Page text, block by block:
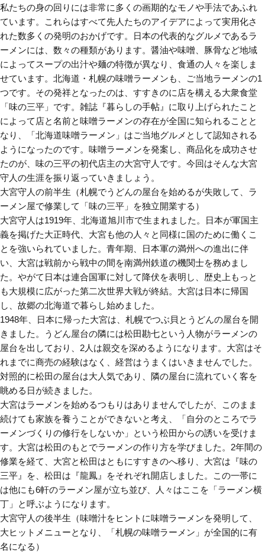
私たちの身の回りには非常に多くの画期的なモノや手法であふれ
ています。これらはすべて先人たちのアイデアによって実用化さ
れた数多くの発明のおかげです。日本の代表的なグルメであるラ
ーメンには、数々の種類があります。醤油や味噌、豚骨など地域
によってスープの出汁や麺の特徴が異なり、食通の人々を楽しま
せています。北海道・札幌の味噌ラーメンも、ご当地ラーメンの1
つです。その発祥となったのは、すすきのに店を構える大衆食堂
「味の三平」です。雑誌『暮らしの手帖』に取り上げられたこと
によって店と名前と味噌ラーメンの存在が全国に知られることと
なり、「北海道味噌ラーメン」はご当地グルメとして認知される
ようになったのです。味噌ラーメンを発案し、商品化を成功させ
たのが、味の三平の初代店主の大宮守人です。今回はそんな大宮
守人の生涯を振り返っていきましょう。
大宮守人の前半生（札幌でうどんの屋台を始めるが失敗して、ラ
ーメン屋で修業して「味の三平」を独立開業する）
大宮守人は1919年、北海道旭川市で生まれました。日本が軍国主
義を掲げた大正時代、大宮も他の人々と同様に国のために働くこ
とを強いられていました。青年期、日本軍の満州への進出に伴
い、大宮は戦前から戦中の間を南満州鉄道の機関士を務めまし
た。やがて日本は連合国軍に対して降伏を表明し、歴史上もっと
も大規模に広がった第二次世界大戦が終結。大宮は日本に帰国
し、故郷の北海道で暮らし始めました。
1948年、日本に帰った大宮は、札幌でつぶ貝とうどんの屋台を開
きました。うどん屋台の隣には松田勘七という人物がラーメンの
屋台を出しており、2人は親交を深めるようになります。大宮はそ
れまでに商売の経験はなく、経営はうまくはいきませんでした。
対照的に松田の屋台は大人気であり、隣の屋台に流れていく客を
眺める日が続きました。
大宮はラーメンを始めるつもりはありませんでしたが、このまま
続けても家族を養うことができないと考え、「自分のところでラ
ーメンづくりの修行をしないか」という松田からの誘いを受けま
す。大宮は松田のもとでラーメンの作り方を学びました。2年間の
修業を経て、大宮と松田はともにすすきのへ移り、大宮は『味の
三平』を、松田は『龍鳳』をそれぞれ開店しました。この一帯に
は他にも6軒のラーメン屋が立ち並び、人々はここを「ラーメン横
丁」と呼ぶようになります。
大宮守人の後半生（味噌汁をヒントに味噌ラーメンを発明して、
大ヒットメニューとなり、「札幌の味噌ラーメン」が全国的に有
名になる）